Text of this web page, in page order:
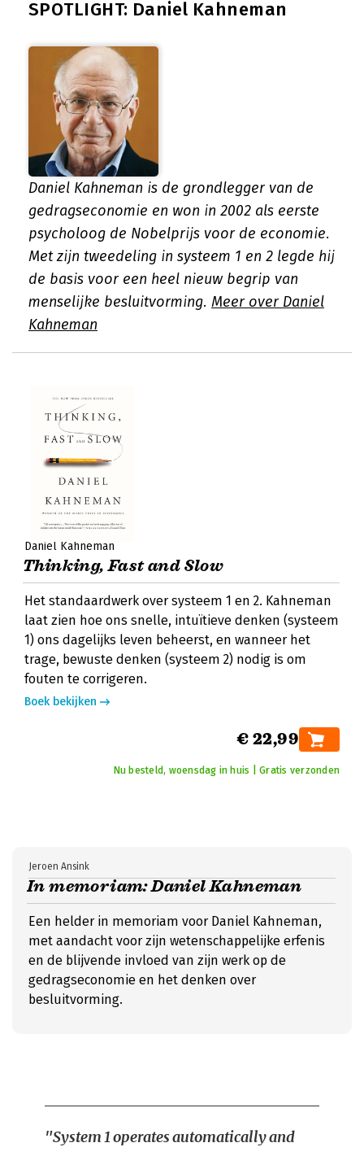
SPOTLIGHT: Daniel Kahneman
Daniel Kahneman is de grondlegger van de
gedragseconomie en won in 2002 als eerste
psycholoog de Nobelprijs voor de economie.
Met zijn tweedeling in systeem 1 en 2 legde hij
de basis voor een heel nieuw begrip van
menselijke besluitvorming. Meer over Daniel
Kahneman
Daniel Kahneman
Thinking, Fast and Slow
Het standaardwerk over systeem 1 en 2. Kahneman
laat zien hoe ons snelle, intuïtieve denken (systeem
1) ons dagelijks leven beheerst, en wanneer het
trage, bewuste denken (systeem 2) nodig is om
fouten te corrigeren.
Boek bekijken
€ 22,99
Nu besteld, woensdag in huis | Gratis verzonden
In memoriam: Daniel Kahneman
Jeroen Ansink
Een helder in memoriam voor Daniel Kahneman,
met aandacht voor zijn wetenschappelijke erfenis
en de blijvende invloed van zijn werk op de
gedragseconomie en het denken over
besluitvorming.
"System 1 operates automatically and